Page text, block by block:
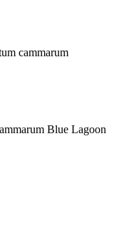
cammarum
Blue Lagoon